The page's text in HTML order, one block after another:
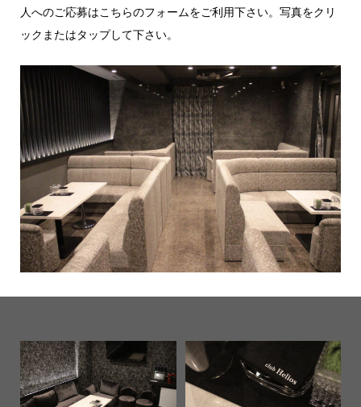
人へのご応募はこちらのフォームをご利用下さい。写真をクリ
ックまたはタップして下さい。